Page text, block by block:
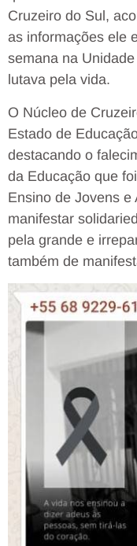
Cruzeiro do Sul,
as informações ele
semana na
lutava pela vida.
O Núcleo de
Estado de
destacando o
da Educação que
Ensino de Jovens
manifestar
pela grande e
também de